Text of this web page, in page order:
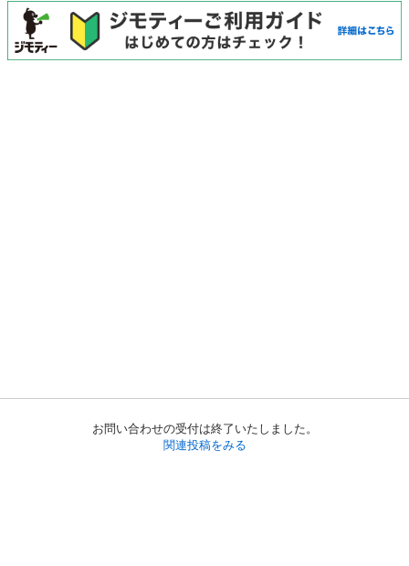
お問い合わせの受付は終了いたしました。
関連投稿をみる